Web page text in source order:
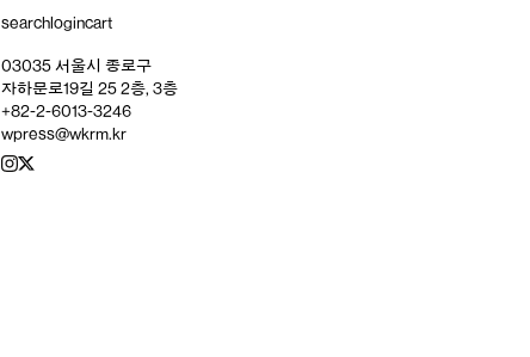
searchlogincart
03035 서울시 종로구
자하문로19길 25 2층, 3층
+82-2-6013-3246
wpress@wkrm.kr